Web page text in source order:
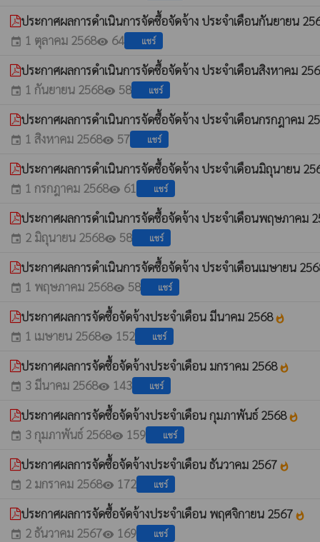
ประกาศผลการดำเนินการจัดซื้อจัดจ้าง ประจำเดือนกันยายน
event 1 ตุลาคม 2568visibility 64 แชร์
ประกาศผลการดำเนินการจัดซื้อจัดจ้าง ประจำเดือนสิงหาคม
event 1 กันยายน 2568visibility 58 แชร์
ประกาศผลการดำเนินการจัดซื้อจัดจ้าง ประจำเดือนกรกฎาคม
event 1 สิงหาคม 2568visibility 57 แชร์
ประกาศผลการดำเนินการจัดซื้อจัดจ้าง ประจำเดือนมิถุนายน
event 1 กรกฎาคม 2568visibility 61 แชร์
ประกาศผลการดำเนินการจัดซื้อจัดจ้าง ประจำเดือนพฤษภาคม
event 2 มิถุนายน 2568visibility 58 แชร์
ประกาศผลการดำเนินการจัดซื้อจัดจ้าง ประจำเดือนเมษายน
event 1 พฤษภาคม 2568visibility 58 แชร์
ประกาศผลการจัดซื้อจัดจ้างประจำเดือน มีนาคม 2568whatshot
event 1 เมษายน 2568visibility 152 แชร์
ประกาศผลการจัดซื้อจัดจ้างประจำเดือน มกราคม 2568whatshot
event 3 มีนาคม 2568visibility 143 แชร์
ประกาศผลการจัดซื้อจัดจ้างประจำเดือน กุมภาพันธ์ 2568whatshot
event 3 กุมภาพันธ์ 2568visibility 159 แชร์
ประกาศผลการจัดซื้อจัดจ้างประจำเดือน ธันวาคม 2567 whatshot
event 2 มกราคม 2568visibility 172 แชร์
ประกาศผลการจัดซื้อจัดจ้างประจำเดือน พฤศจิกายน 2567 whatshot
event 2 ธันวาคม 2567visibility 169 แชร์